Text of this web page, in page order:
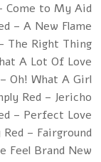
Come to My Aid
– A New Flame
The Right Thing
A Lot Of Love
Oh! What A Girl!
Red – Jericho
– Perfect Love
– Fairground
Feel Brand New